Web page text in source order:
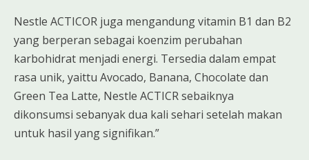
Nestle ACTICOR juga mengandung vitamin B1 dan B2
yang berperan sebagai koenzim perubahan
karbohidrat menjadi energi. Tersedia dalam empat
rasa unik, yaittu Avocado, Banana, Chocolate dan
Green Tea Latte, Nestle ACTICR sebaiknya
dikonsumsi sebanyak dua kali sehari setelah makan
untuk hasil yang signifikan.”